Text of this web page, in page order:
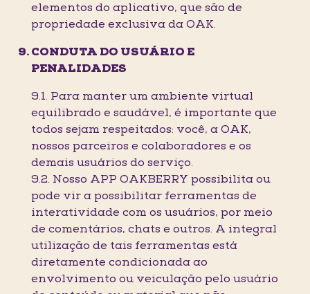
elementos do aplicativo, que são de
propriedade exclusiva da OAK.
CONDUTA DO USUÁRIO E
PENALIDADES
9.1. Para manter um ambiente virtual
equilibrado e saudável, é importante que
todos sejam respeitados: você, a OAK,
nossos parceiros e colaboradores e os
demais usuários do serviço.
9.2. Nosso APP OAKBERRY possibilita ou
pode vir a possibilitar ferramentas de
interatividade com os usuários, por meio
de comentários, chats e outros. A integral
utilização de tais ferramentas está
diretamente condicionada ao
envolvimento ou veiculação pelo usuário